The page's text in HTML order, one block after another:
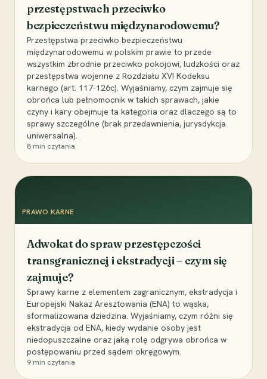
przestępstwach przeciwko
bezpieczeństwu międzynarodowemu?
Przestępstwa przeciwko bezpieczeństwu
międzynarodowemu w polskim prawie to przede
wszystkim zbrodnie przeciwko pokojowi, ludzkości oraz
przestępstwa wojenne z Rozdziału XVI Kodeksu
karnego (art. 117-126c). Wyjaśniamy, czym zajmuje się
obrońca lub pełnomocnik w takich sprawach, jakie
czyny i kary obejmuje ta kategoria oraz dlaczego są to
sprawy szczególne (brak przedawnienia, jurysdykcja
uniwersalna).
8 min czytania
PRAWO KARNE
Adwokat do spraw przestępczości
transgranicznej i ekstradycji – czym się
zajmuje?
Sprawy karne z elementem zagranicznym, ekstradycja i
Europejski Nakaz Aresztowania (ENA) to wąska,
sformalizowana dziedzina. Wyjaśniamy, czym różni się
ekstradycja od ENA, kiedy wydanie osoby jest
niedopuszczalne oraz jaką rolę odgrywa obrońca w
postępowaniu przed sądem okręgowym.
9 min czytania